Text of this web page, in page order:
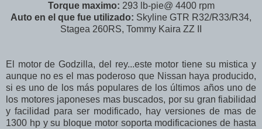
Torque maximo: 293 lb-pie@ 4400 rpm
Auto en el que fue utilizado: Skyline GTR R32/R33/R34,
Stagea 260RS, Tommy Kaira ZZ II
El motor de Godzilla, del rey...este motor tiene su mistica y
aunque no es el mas poderoso que Nissan haya producido,
si es uno de los más populares de los últimos años uno de
los motores japoneses mas buscados, por su gran fiabilidad
y facilidad para ser modificado, hay versiones de mas de
1300 hp y su bloque motor soporta modificaciones de hasta